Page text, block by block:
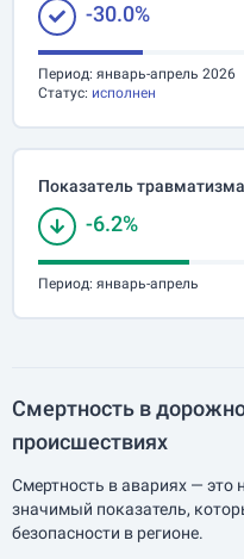
-30.0%
Период: январь-апрель 2026
Статус: исполнен
Показатель
-6.2%
Период: январь-апрель
Смертность в
происшествиях
Смертность в авариях — это
значимый показатель,
безопасности в регионе.